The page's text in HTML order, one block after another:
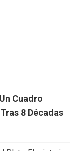
Cuadro
8 Décadas